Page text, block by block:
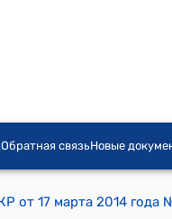
Обратная связьНовые